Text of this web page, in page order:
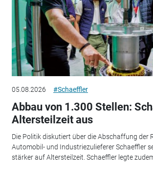
05.08.2026 #Schaeffler
Abbau von 1.300 Stellen:
Altersteilzeit aus
Die Politik diskutiert über die Abschaffung der
Automobil- und Industriezulieferer Schaeffler
stärker auf Altersteilzeit. Schaeffler legte zudem